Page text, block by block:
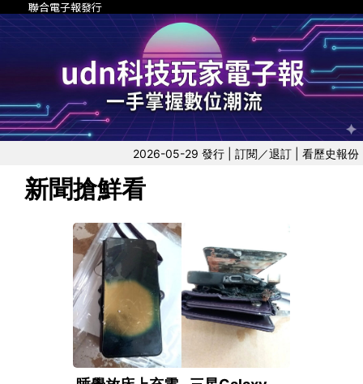
聯合電子報發行
2026-05-29 發行 | 訂閱／退訂 看歷史報份
新聞搶鮮看